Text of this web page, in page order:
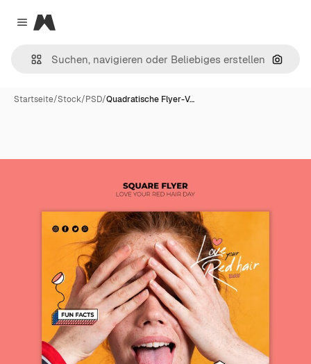
Close menu
Magnific
Nach
Startseite/Stock/PSD/Quadratische Flyer-V…